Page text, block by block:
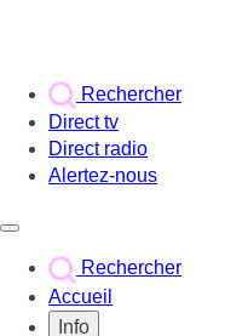
Rechercher
Direct tv
Direct radio
Alertez-nous
Rechercher
Accueil
Info